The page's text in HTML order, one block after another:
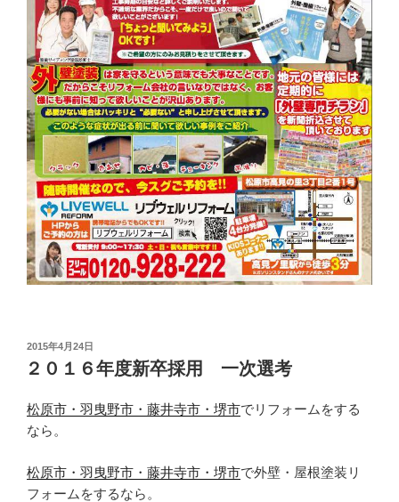
投
稿
日:
2015年4月24日
２０１６年度新卒採用 一次選考
松原市・羽曳野市・藤井寺市・堺市でリフォームをする
なら。
松原市・羽曳野市・藤井寺市・堺市で外壁・屋根塗装リ
フォームをするなら。